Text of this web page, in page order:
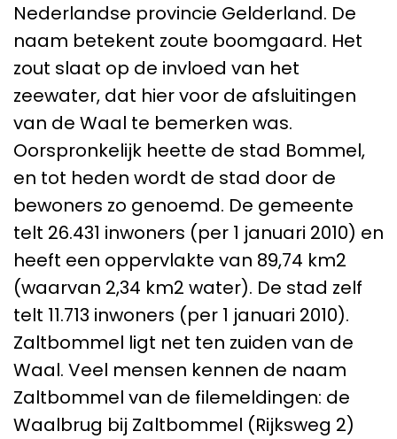
Nederlandse provincie Gelderland. De
naam betekent zoute boomgaard. Het
zout slaat op de invloed van het
zeewater, dat hier voor de afsluitingen
van de Waal te bemerken was.
Oorspronkelijk heette de stad Bommel,
en tot heden wordt de stad door de
bewoners zo genoemd. De gemeente
telt 26.431 inwoners (per 1 januari 2010) en
heeft een oppervlakte van 89,74 km2
(waarvan 2,34 km2 water). De stad zelf
telt 11.713 inwoners (per 1 januari 2010).
Zaltbommel ligt net ten zuiden van de
Waal. Veel mensen kennen de naam
Zaltbommel van de filemeldingen: de
Waalbrug bij Zaltbommel (Rijksweg 2)